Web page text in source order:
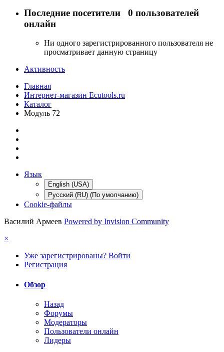
Последние посетители 0 пользователей
онлайн
Ни одного зарегистрированного пользователя не
просматривает данную страницу
Активность
Главная
Интернет-магазин Ecutools.ru
Каталог
Модуль 72
Язык
English (USA)
Русский (RU) (По умолчанию)
Cookie-файлы
Василий Армеев Powered by Invision Community
×
Уже зарегистрированы? Войти
Регистрация
Обзор
Назад
Форумы
Модераторы
Пользователи онлайн
Лидеры